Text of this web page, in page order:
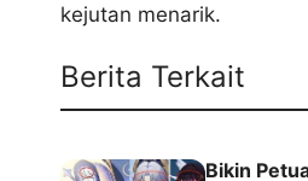
kejutan menarik.
Berita Terkait
Bikin